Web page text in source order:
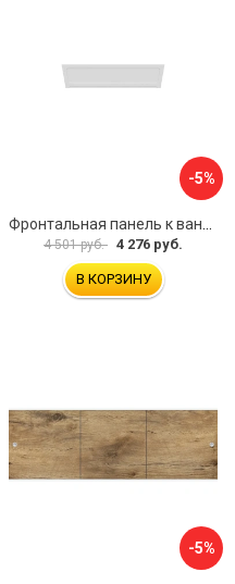
-5%
4 501 руб. 4 276 руб.
В КОРЗИНУ
-5%